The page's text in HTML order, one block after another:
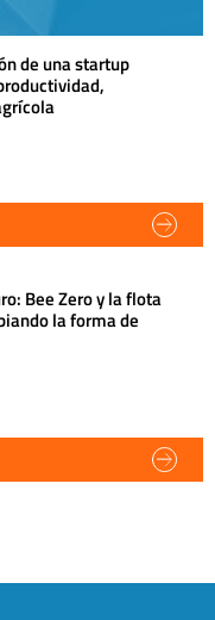
de una startup
Bee Zero y la flota
la forma de